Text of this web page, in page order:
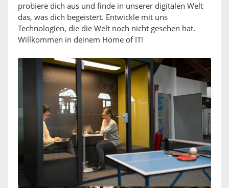
probiere dich aus und finde in unserer digitalen Welt
das, was dich begeistert. Entwickle mit uns
Technologien, die die Welt noch nicht gesehen hat.
Willkommen in deinem Home of IT!